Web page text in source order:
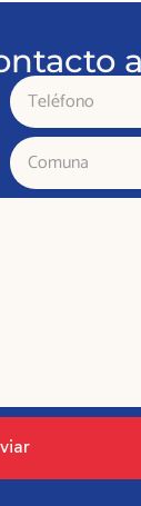
Teléfono
Comuna